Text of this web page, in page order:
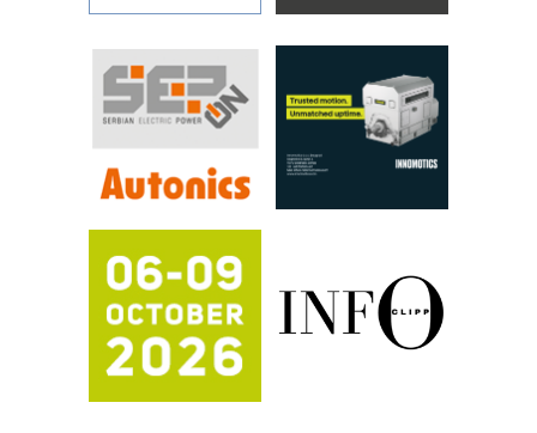
Art Utopia Studio – vizuelne priče
RILINEX kompanije Rittal
FANUC: Najbolje za vašu pametnu
automatizaciju
Efikasno upravljanje energijom
Automatizacija pakovanja · Display
Proizvodnja iC7 Hybrid 1500 VDC
mrežnog pretvarača sa tečnim
hlađenjem
Potpuna efikasnost bez složenih
sistema